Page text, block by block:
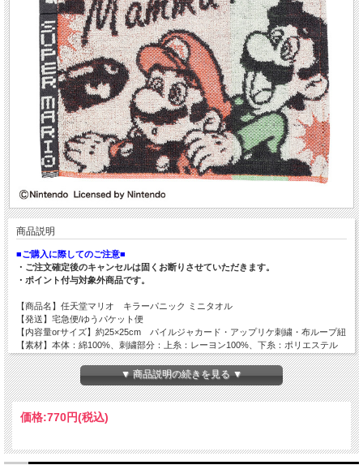
商品説明
■ご購入に際してのご注意■
・ご注文確定後のキャンセルは固くお断りさせていただきます。
・ポイント付与対象外商品です。
【商品名】任天堂マリオ キラーパニック ミニタオル
【発送】宅急便/ゆうパケット便
【内容量orサイズ】約25×25cm パイルジャカード・アップリケ刺繍・布ループ紐
【素材】本体：綿100%、刺繍部分：上糸：レーヨン100%、下糸：ポリエステル
100％ アツプリケ部分：ポリエステル100％
【JANコード】4992272716511▼ 商品説明の続きを見る ▼
価格:770円(税込)